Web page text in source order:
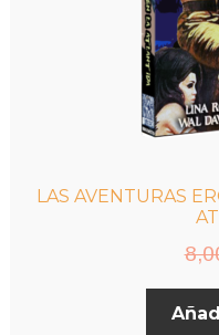
LAS AVENTURAS